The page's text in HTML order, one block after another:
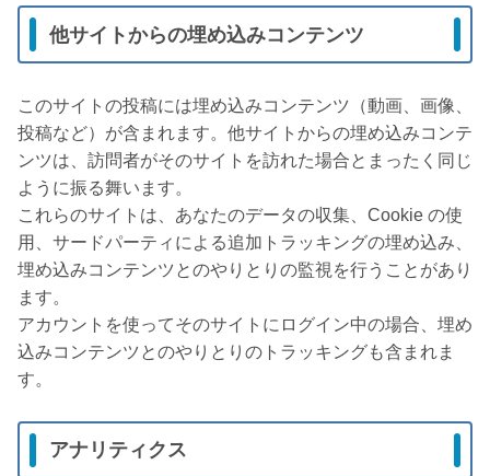
他サイトからの埋め込みコンテンツ
このサイトの投稿には埋め込みコンテンツ（動画、画像、
投稿など）が含まれます。他サイトからの埋め込みコンテ
ンツは、訪問者がそのサイトを訪れた場合とまったく同じ
ように振る舞います。
これらのサイトは、あなたのデータの収集、Cookie の使
用、サードパーティによる追加トラッキングの埋め込み、
埋め込みコンテンツとのやりとりの監視を行うことがあり
ます。
アカウントを使ってそのサイトにログイン中の場合、埋め
込みコンテンツとのやりとりのトラッキングも含まれま
す。
アナリティクス